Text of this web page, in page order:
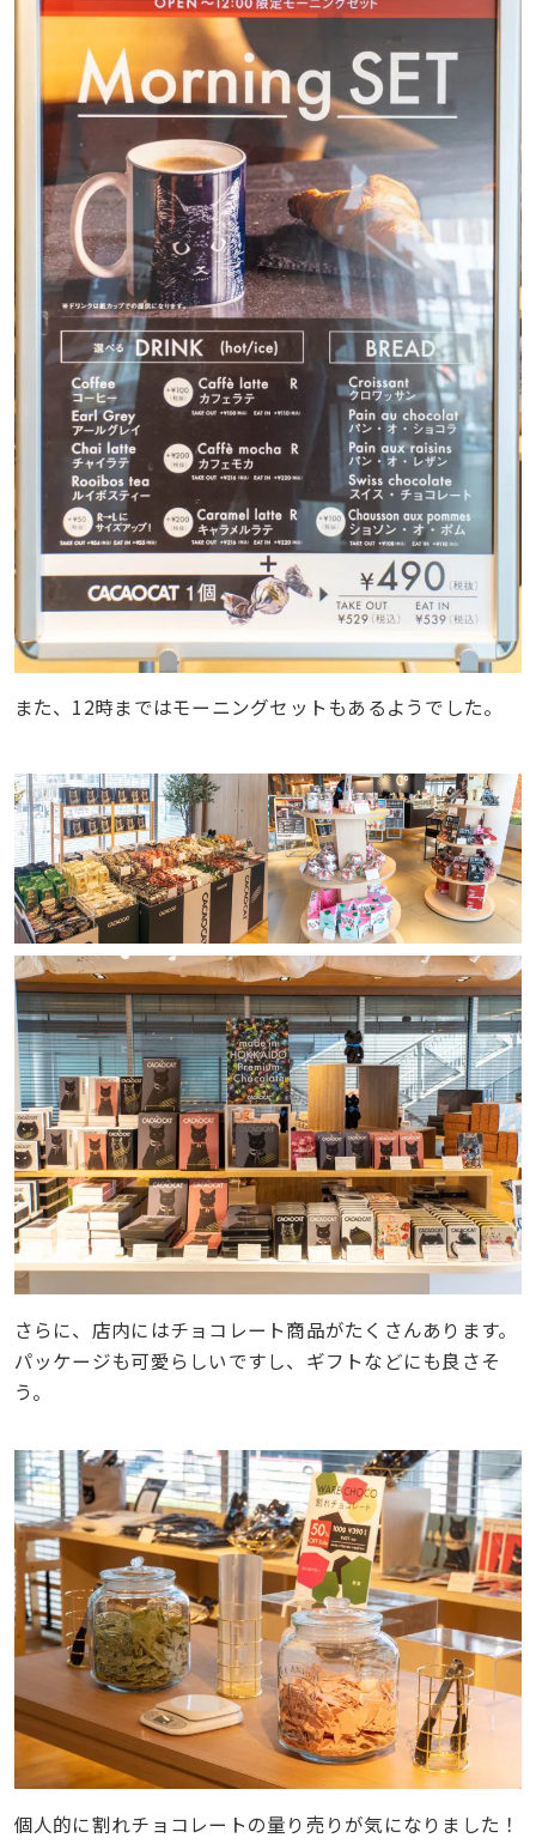
また、12時まではモーニングセットもあるようでした。
さらに、店内にはチョコレート商品がたくさんあります。
パッケージも可愛らしいですし、ギフトなどにも良さそ
う。
個人的に割れチョコレートの量り売りが気になりました！